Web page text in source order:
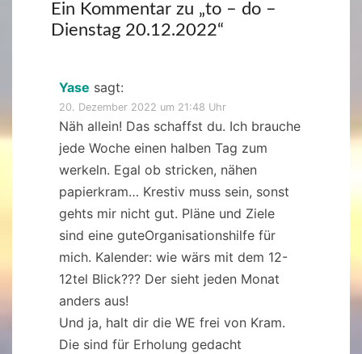
Ein Kommentar zu „to – do –
Dienstag 20.12.2022“
Yase sagt:
20. Dezember 2022 um 21:48 Uhr
Näh allein! Das schaffst du. Ich brauche
jede Woche einen halben Tag zum
werkeln. Egal ob stricken, nähen
papierkram… Krestiv muss sein, sonst
gehts mir nicht gut. Pläne und Ziele
sind eine guteOrganisationshilfe für
mich. Kalender: wie wärs mit dem 12-
12tel Blick??? Der sieht jeden Monat
anders aus!
Und ja, halt dir die WE frei von Kram.
Die sind für Erholung gedacht